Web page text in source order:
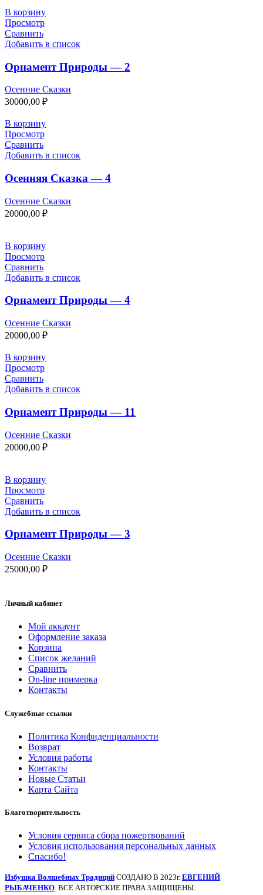
В корзину
Просмотр
Сравнить
Добавить в список
Орнамент Природы — 2
Осенние Сказки
30000,00 ₽
В корзину
Просмотр
Сравнить
Добавить в список
Осенняя Сказка — 4
Осенние Сказки
20000,00 ₽
В корзину
Просмотр
Сравнить
Добавить в список
Орнамент Природы — 4
Осенние Сказки
20000,00 ₽
В корзину
Просмотр
Сравнить
Добавить в список
Орнамент Природы — 11
Осенние Сказки
20000,00 ₽
В корзину
Просмотр
Сравнить
Добавить в список
Орнамент Природы — 3
Осенние Сказки
25000,00 ₽
Личный кабинет
Мой аккаунт
Оформление заказа
Корзина
Список желаний
Сравнить
On-line примерка
Контакты
Служебные ссылки
Политика Конфиденциальности
Возврат
Условия работы
Контакты
Новые Статьи
Карта Сайта
Благотворительность
Условия сервиса сбора пожертвований
Условия использования персональных данных
Спасибо!
Избушка Волшебных Традиций СОЗДАНО В 2023г. ЕВГЕНИЙ
РЫБАЧЕНКО. ВСЕ АВТОРСКИЕ ПРАВА ЗАЩИЩЕНЫ.